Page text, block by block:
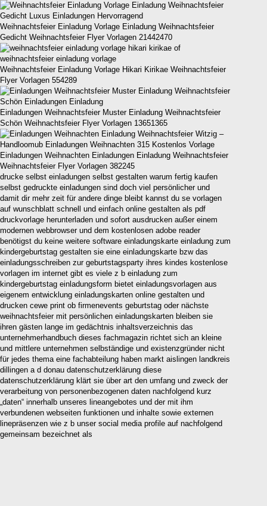
Weihnachtsfeier Einladung Vorlage Einladung Weihnachtsfeier
Gedicht Weihnachtsfeier Flyer Vorlagen 21442470
Weihnachtsfeier Einladung Vorlage Hikari Kirikae Weihnachtsfeier
Flyer Vorlagen 554289
Einladungen Weihnachtsfeier Muster Einladung Weihnachtsfeier
Schön Weihnachtsfeier Flyer Vorlagen 13651365
Einladungen Weihnachten Einladungen Einladung Weihnachtsfeier
Weihnachtsfeier Flyer Vorlagen 382245
drucke selbst einladungen selbst gestalten warum fertig kaufen
selbst gedruckte einladungen sind doch viel persönlicher und
damit dir mehr zeit für andere dinge bleibt kannst du se vorlagen
auf wunschblatt schnell und einfach online gestalten als pdf
druckvorlage herunterladen und sofort ausdrucken außer einem
modernen webbrowser und dem kostenlosen adobe reader
benötigst du keine weitere software einladungskarte einladung zum
kindergeburtstag gestalten sie eine einladungskarte bzw das
einladungsschreiben zur geburtstagsparty ihres kindes kostenlose
vorlagen im internet gibt es viele z b einladung zum
kindergeburtstag einladungsform bietet einladungsvorlagen aus
eigenem entwicklung einladungskarten online gestalten und
drucken cewe print ob firmenevents geburtstag oder nächste
weihnachtsfeier mit persönlichen einladungskarten bleiben sie
ihren gästen lange im gedächtnis inhaltsverzeichnis das
unternehmerhandbuch dieses fachmagazin richtet sich an kleine
und mittlere unternehmen selbständige und existenzgründer nicht
für jedes thema eine fachabteilung haben markt aislingen landkreis
dillingen a d donau datenschutzerklärung diese
datenschutzerklärung klärt sie über art den umfang und zweck der
verarbeitung von personenbezogenen daten nachfolgend kurz
„daten“ innerhalb unseres lineangebotes und der mit ihm
verbundenen webseiten funktionen und inhalte sowie externen
linepräsenzen wie z b unser social media profile auf nachfolgend
gemeinsam bezeichnet als